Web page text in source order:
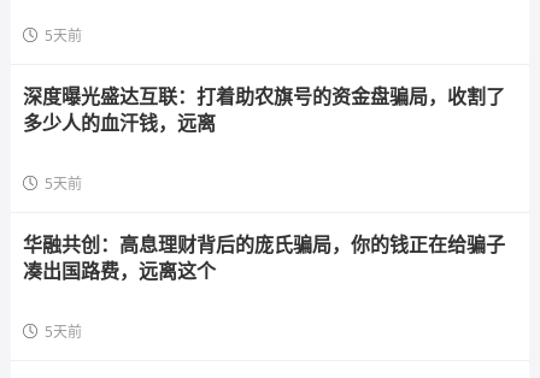
5天前
深度曝光盛达互联：打着助农旗号的资金盘骗局，收割了
多少人的血汗钱，远离
5天前
华融共创：高息理财背后的庞氏骗局，你的钱正在给骗子
凑出国路费，远离这个
5天前